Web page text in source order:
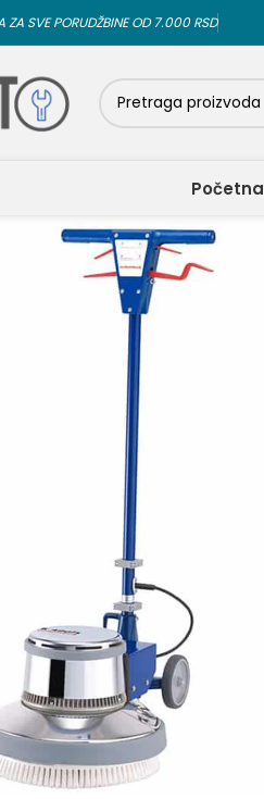
ZA SVE PORUDŽBINE OD 7.000 RSD
Početna